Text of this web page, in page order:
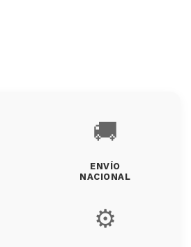
🚚
ENVÍO
NACIONAL
⚙️